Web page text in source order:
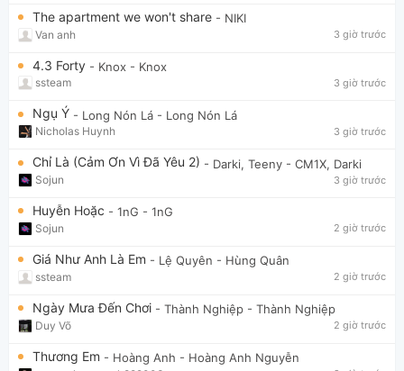
The apartment we won't share - NIKI
Van anh 3 giờ trước
4.3 Forty - Knox - Knox
ssteam 3 giờ trước
Ngụ Ý - Long Nón Lá - Long Nón Lá
Nicholas Huynh 3 giờ trước
Chỉ Là (Cảm Ơn Vì Đã Yêu 2) - Darki, Teeny - CM1X, Darki
Sojun 3 giờ trước
Huyễn Hoặc - 1nG - 1nG
Sojun 2 giờ trước
Giá Như Anh Là Em - Lệ Quyên - Hùng Quân
ssteam 2 giờ trước
Ngày Mưa Đến Chơi - Thành Nghiệp - Thành Nghiệp
Duy Võ 2 giờ trước
Thương Em - Hoàng Anh - Hoàng Anh Nguyễn